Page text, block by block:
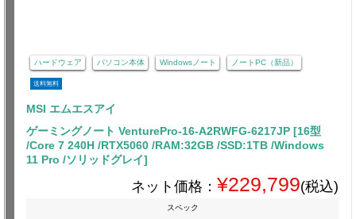
ハードウェア パソコン本体 Windowsノート ノートPC（新品）
送料無料
MSI エムエスアイ
ゲーミングノート VenturePro-16-A2RWFG-6217JP [16型
/Core 7 240H /RTX5060 /RAM:32GB /SSD:1TB /Windows
11 Pro /ソリッドグレイ]
ネット価格： ¥229,799(税込)
スペック